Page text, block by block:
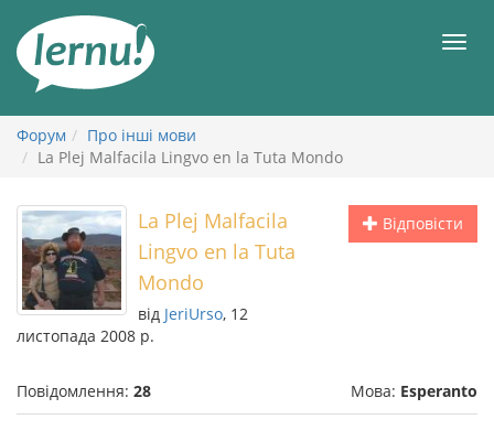
змісту
Форум
Про інші мови
La Plej Malfacila Lingvo en la Tuta Mondo
Відповісти
La Plej Malfacila
Lingvo en la Tuta
Mondo
від JeriUrso, 12
листопада 2008 р.
Повідомлення: 28 Мова: Esperanto